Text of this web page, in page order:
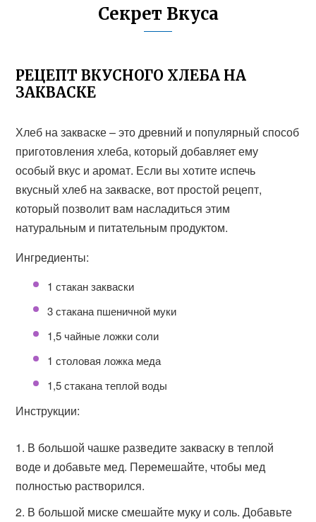
Секрет Вкуса
РЕЦЕПТ ВКУСНОГО ХЛЕБА НА
ЗАКВАСКЕ
Хлеб на закваске – это древний и популярный способ
приготовления хлеба, который добавляет ему
особый вкус и аромат. Если вы хотите испечь
вкусный хлеб на закваске, вот простой рецепт,
который позволит вам насладиться этим
натуральным и питательным продуктом.
Ингредиенты:
1 стакан закваски
3 стакана пшеничной муки
1,5 чайные ложки соли
1 столовая ложка меда
1,5 стакана теплой воды
Инструкции:
В большой чашке разведите закваску в теплой
воде и добавьте мед. Перемешайте, чтобы мед
полностью растворился.
В большой миске смешайте муку и соль. Добавьте